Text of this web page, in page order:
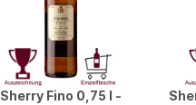
Sherry Fino 0,75 l -